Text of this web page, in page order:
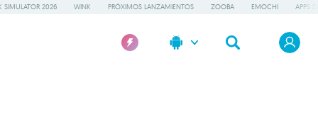
SIMULATOR 2026 WINK PRÓXIMOS LANZAMIENTOS ZOOBA EMOCHI APPS